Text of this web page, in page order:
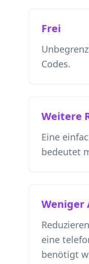
Frei
Codes.
Weitere
Eine
bedeutet
Weniger
eine
benötigt